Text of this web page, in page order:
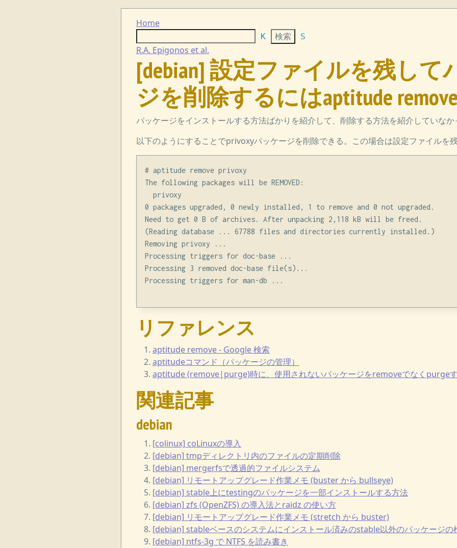
Home
K S
R.A. Epigonos et al.
[debian] 設定ファイルを残して
ジを削除するにはaptitude
パッケージをインストールする方法ばかりを紹介して、削除する方法を紹介していな
以下のようにすることでprivoxyパッケージを削除できる。この場合は設定ファイルを
# aptitude remove privoxy
The following packages will be REMOVED:
  privoxy
0 packages upgraded, 0 newly installed, 1 to remove and 0 not upgraded.
Need to get 0 B of archives. After unpacking 2,118 kB will be freed.
(Reading database ... 67788 files and directories currently installed.)
Removing privoxy ...
Processing triggers for doc-base ...
Processing 3 removed doc-base file(s)...
Processing triggers for man-db ...
リファレンス
aptitude remove - Google 検索
aptitudeコマンド（パッケージの管理）
aptitude (remove|purge)時に、使用されないパッケージをremoveでなくpurge
関連記事
debian
[colinux] coLinuxの導入
[debian] tmpディレクトリ内のファイルの定期削除
[debian] mergerfsで透過的ファイルシステム
[debian] リモートアップグレード作業メモ (buster から bullseye)
[debian] stable上にtestingのパッケージを一部インストールする方法
[debian] zfs (OpenZFS) の導入法とraidz の使い方
[debian] リモートアップグレード作業メモ (stretch から buster)
[debian] stableベースのシステムにインストール済みのstable以外のパッケージの
[debian] ntfs-3g で NTFS を読み書き